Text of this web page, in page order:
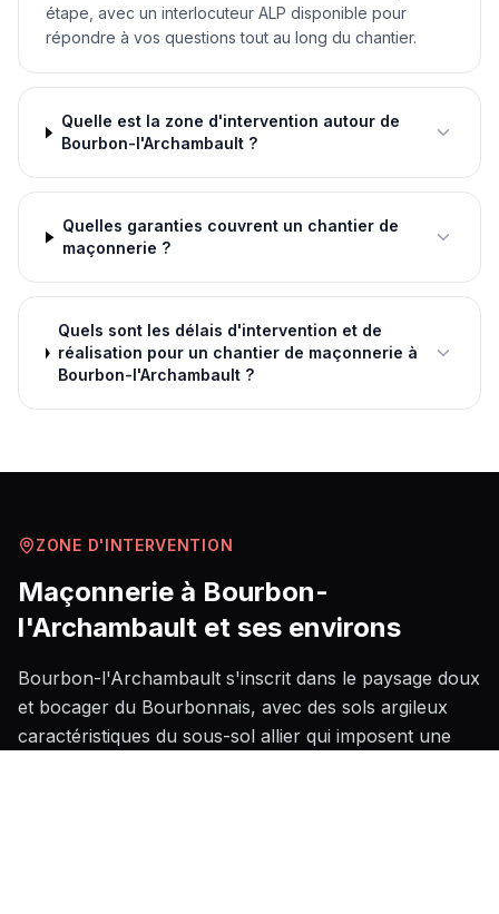
étape, avec un interlocuteur ALP disponible pour
répondre à vos questions tout au long du chantier.
Quelle est la zone d'intervention autour de
Bourbon-l'Archambault ?
Quelles garanties couvrent un chantier de
maçonnerie ?
Quels sont les délais d'intervention et de
réalisation pour un chantier de maçonnerie à
Bourbon-l'Archambault ?
ZONE D'INTERVENTION
Maçonnerie à Bourbon-
l'Archambault et ses environs
Bourbon-l'Archambault s'inscrit dans le paysage doux
et bocager du Bourbonnais, avec des sols argileux
caractéristiques du sous-sol allier qui imposent une